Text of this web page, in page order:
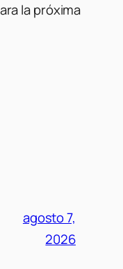
la próxima
agosto 7,
2026